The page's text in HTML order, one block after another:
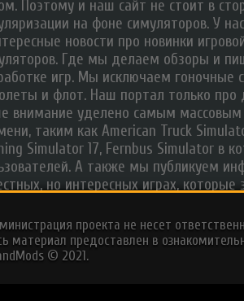
Поэтому и наш сайт не стоит в
на фоне симуляторов. У
новости про новинки
Где мы делаем обзоры и
игр. Мы исключаем гоночные
и флот. Наш портал только
внимание уделено самым
таким как American Truck
Simulator 17, Fernbus Simulator в
А также мы публикуем
но интересных играх, которые
проекта не несет
материал предоставлен в
© 2021.